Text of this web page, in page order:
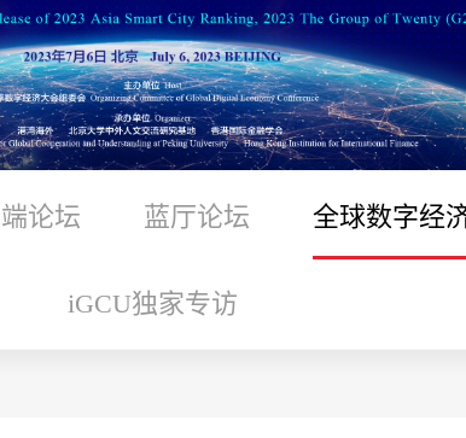
论坛 蓝厅论坛 全球数字经
iGCU独家专访